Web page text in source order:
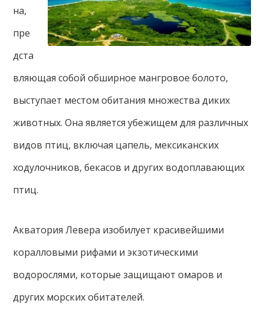
на,
пре
дста
вляющая собой обширное мангровое болото,
выступает местом обитания множества диких
животных. Она является убежищем для различных
видов птиц, включая цапель, мексиканских
ходулочников, бекасов и других водоплавающих
птиц.
Акватория Левера изобилует красивейшими
коралловыми рифами и экзотическими
водорослями, которые защищают омаров и
других морских обитателей.